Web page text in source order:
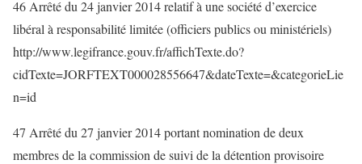
46 Arrêté du 24 janvier 2014 relatif à une société d’exercice
libéral à responsabilité limitée (officiers publics ou ministériels)
http://www.legifrance.gouv.fr/affichTexte.do?
cidTexte=JORFTEXT000028556647&dateTexte=&categorieLie
n=id
47 Arrêté du 27 janvier 2014 portant nomination de deux
membres de la commission de suivi de la détention provisoire